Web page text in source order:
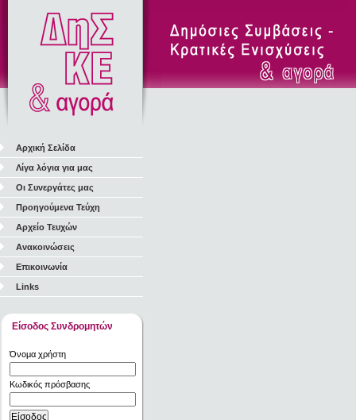
Αρχική Σελίδα
Λίγα λόγια για μας
Οι Συνεργάτες μας
Προηγούμενα Τεύχη
Αρχείο Τευχών
Ανακοινώσεις
Επικοινωνία
Links
Είσοδος Συνδρομητών
Όνομα χρήστη
Κωδικός πρόσβασης